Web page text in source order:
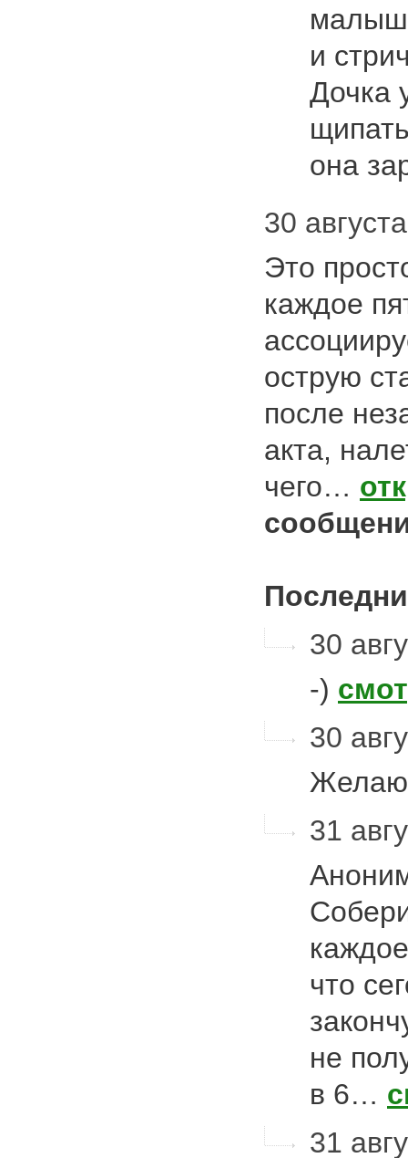
и
Дочка
она
30
Это
каждое
острую
после
акта,
чего…
30
-)
30
31
что
не
в 6…
31